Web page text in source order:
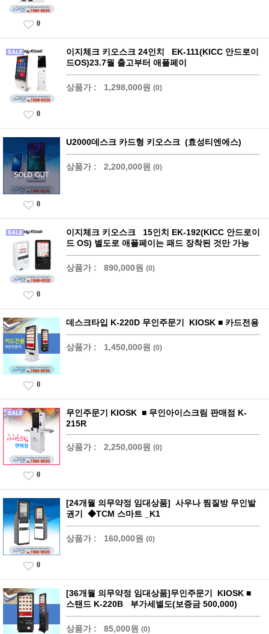
0
이지체크 키오스크 24인치 EK-111(KICC 안드로이
드OS)23.7월 출고부터 애플페이
상품가 : 1,298,000원 (0)
0
U2000데스크 카드형 키오스크 (효성티엔에스)
상품가 : 2,200,000원 (0)
0
이지체크 키오스크 15인치 EK-192(KICC 안드로이
드 OS) 별도로 애플페이는 패드 장착된 것만 가능
상품가 : 890,000원 (0)
0
데스크타입 K-220D 무인주문기 KIOSK ■ 카드전용
상품가 : 1,450,000원 (0)
0
무인주문기 KIOSK ■ 무인아이스크림 판매점 K-
215R
상품가 : 2,250,000원 (0)
0
[24개월 의무약정 임대상품] 사우나 찜질방 무인발
권기 ◆TCM 스마트 _K1
상품가 : 160,000원 (0)
0
[36개월 의무약정 임대상품]무인주문기 KIOSK ■
스탠드 K-220B 부가세별도(보증금 500,000)
상품가 : 85,000원 (0)